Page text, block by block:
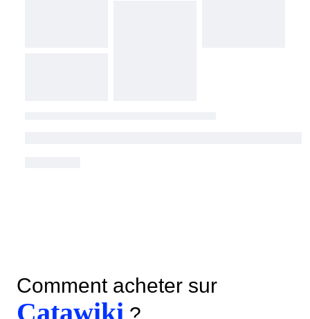
Comment acheter sur
Catawiki